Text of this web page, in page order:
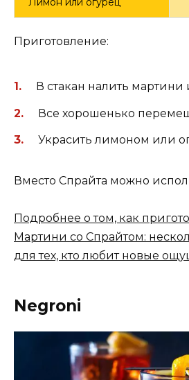
Приготовление:
В стакан налить мартини
Все хорошенько
Украсить лимоном или
Вместо Спрайта можно
Подробнее о том, как
Мартини со Спрайтом:
для тех, кто любит новые
Negroni